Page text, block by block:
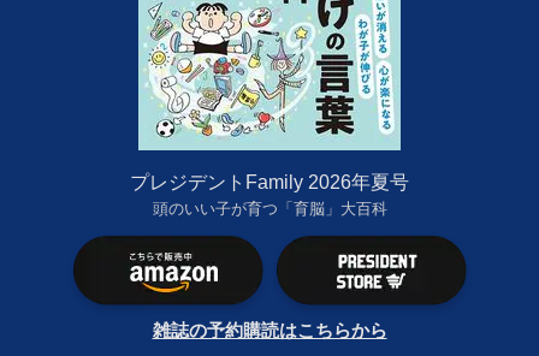
プレジデントFamily 2026年夏号
頭のいい子が育つ「育脳」大百科
雑誌の予約購読はこちらから